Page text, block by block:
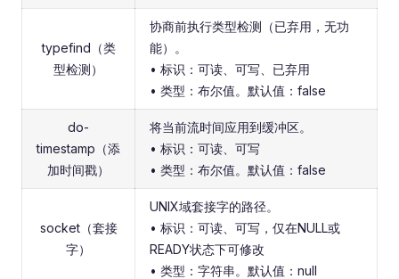
typefind（类
型检测）
协商前执行类型检测（已弃用，无功
能）。
• 标识：可读、可写、已弃用
• 类型：布尔值。默认值：false
do-
timestamp（添
加时间戳）
将当前流时间应用到缓冲区。
• 标识：可读、可写
• 类型：布尔值。默认值：false
socket（套接
字）
UNIX域套接字的路径。
• 标识：可读、可写，仅在NULL或
READY状态下可修改
• 类型：字符串。默认值：null